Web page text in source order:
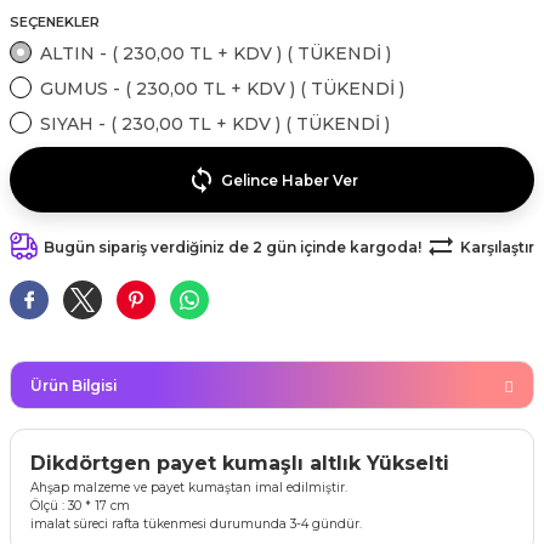
Veda Parti Malzemeleri
Süsleri (Halloween)
Günü
Süsleri
Maskeleri
süsleri
modelleri (süslü
Malzemeleri
Taş Baskı Ürünleri
Ürünleri
SEÇENEKLER
ALTIN - ( 230,00 TL + KDV ) ( TÜKENDİ )
GUMUS - ( 230,00 TL + KDV ) ( TÜKENDİ )
SIYAH - ( 230,00 TL + KDV ) ( TÜKENDİ )
Gelince Haber Ver
Bugün sipariş verdiğiniz de 2 gün içinde kargoda! Karşılaştır
Ürün Bilgisi
Dikdörtgen payet kumaşlı altlık Yükselti
Ahşap malzeme ve payet kumaştan imal edilmiştir.
Ölçü : 30 * 17 cm
imalat süreci rafta tükenmesi durumunda 3-4 gündür.